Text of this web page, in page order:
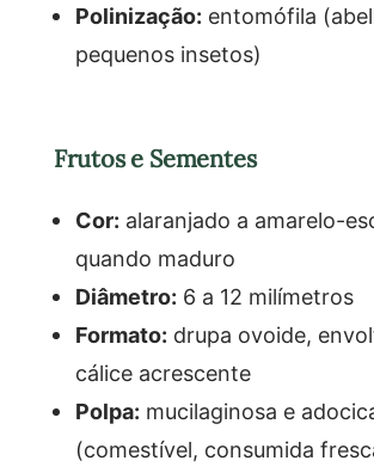
Polinização: entomófila
pequenos insetos)
Frutos e Sementes
Cor: alaranjado a amarelo-
quando maduro
Diâmetro: 6 a 12 milímetros
Formato: drupa ovoide,
cálice acrescente
Polpa: mucilaginosa e
(comestível, consumida